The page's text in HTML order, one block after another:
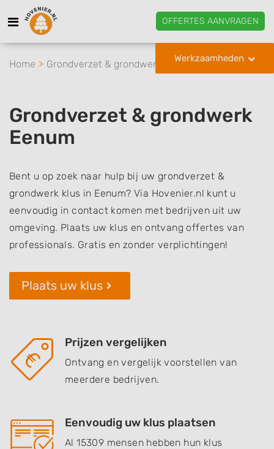
OFFERTES AANVRAGEN
Werkzaamheden
Home Grondverzet & grondwerk Eenum
Grondverzet & grondwerk
Eenum
Bent u op zoek naar hulp bij uw grondverzet &
grondwerk klus in Eenum? Via Hovenier.nl kunt u
eenvoudig in contact komen met bedrijven uit uw
omgeving. Plaats uw klus en ontvang offertes van
professionals. Gratis en zonder verplichtingen!
Plaats uw klus
Prijzen vergelijken
Ontvang en vergelijk voorstellen van
meerdere bedrijven.
Eenvoudig uw klus plaatsen
Al 15309 mensen hebben hun klus